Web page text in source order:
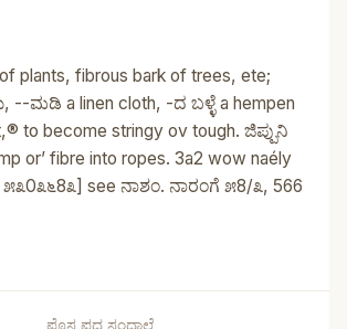
plants, fibrous bark of trees, ete;
--ಮಡಿ a linen cloth, -ದ ಬಳ್ಳೆ a hempen
to become stringy ov tough. ಜಿಪ್ಪುನಿ
or’ fibre into ropes. 3a2 wow naély
see ನಾಶಂ. ನಾರಂಗೆ ೫8/೩, 566
ಪೊಸ ಪದ ಸಂದಾಲೆ